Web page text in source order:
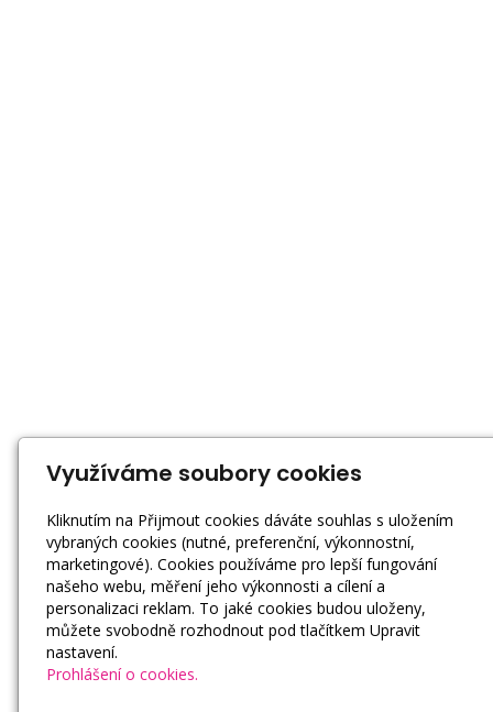
Využíváme soubory cookies
Kliknutím na Přijmout cookies dáváte souhlas s uložením
vybraných cookies (nutné, preferenční, výkonnostní,
marketingové). Cookies používáme pro lepší fungování
našeho webu, měření jeho výkonnosti a cílení a
personalizaci reklam. To jaké cookies budou uloženy,
můžete svobodně rozhodnout pod tlačítkem Upravit
nastavení.
Prohlášení o cookies.